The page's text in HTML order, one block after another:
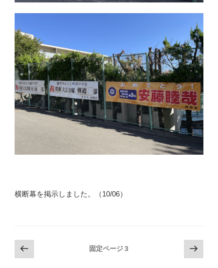
横断幕を掲示しました。（10/06）
投
稿
前
の
固定ページ3
次
の